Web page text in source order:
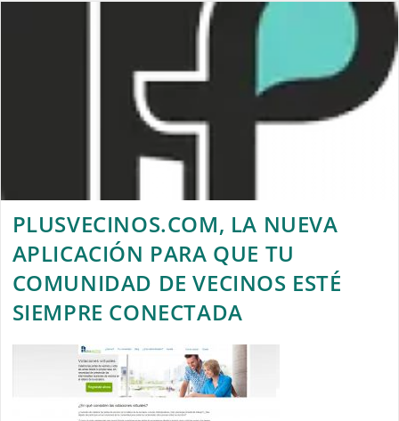
PLUSVECINOS.COM, LA NUEVA
APLICACIÓN PARA QUE TU
COMUNIDAD DE VECINOS ESTÉ
SIEMPRE CONECTADA